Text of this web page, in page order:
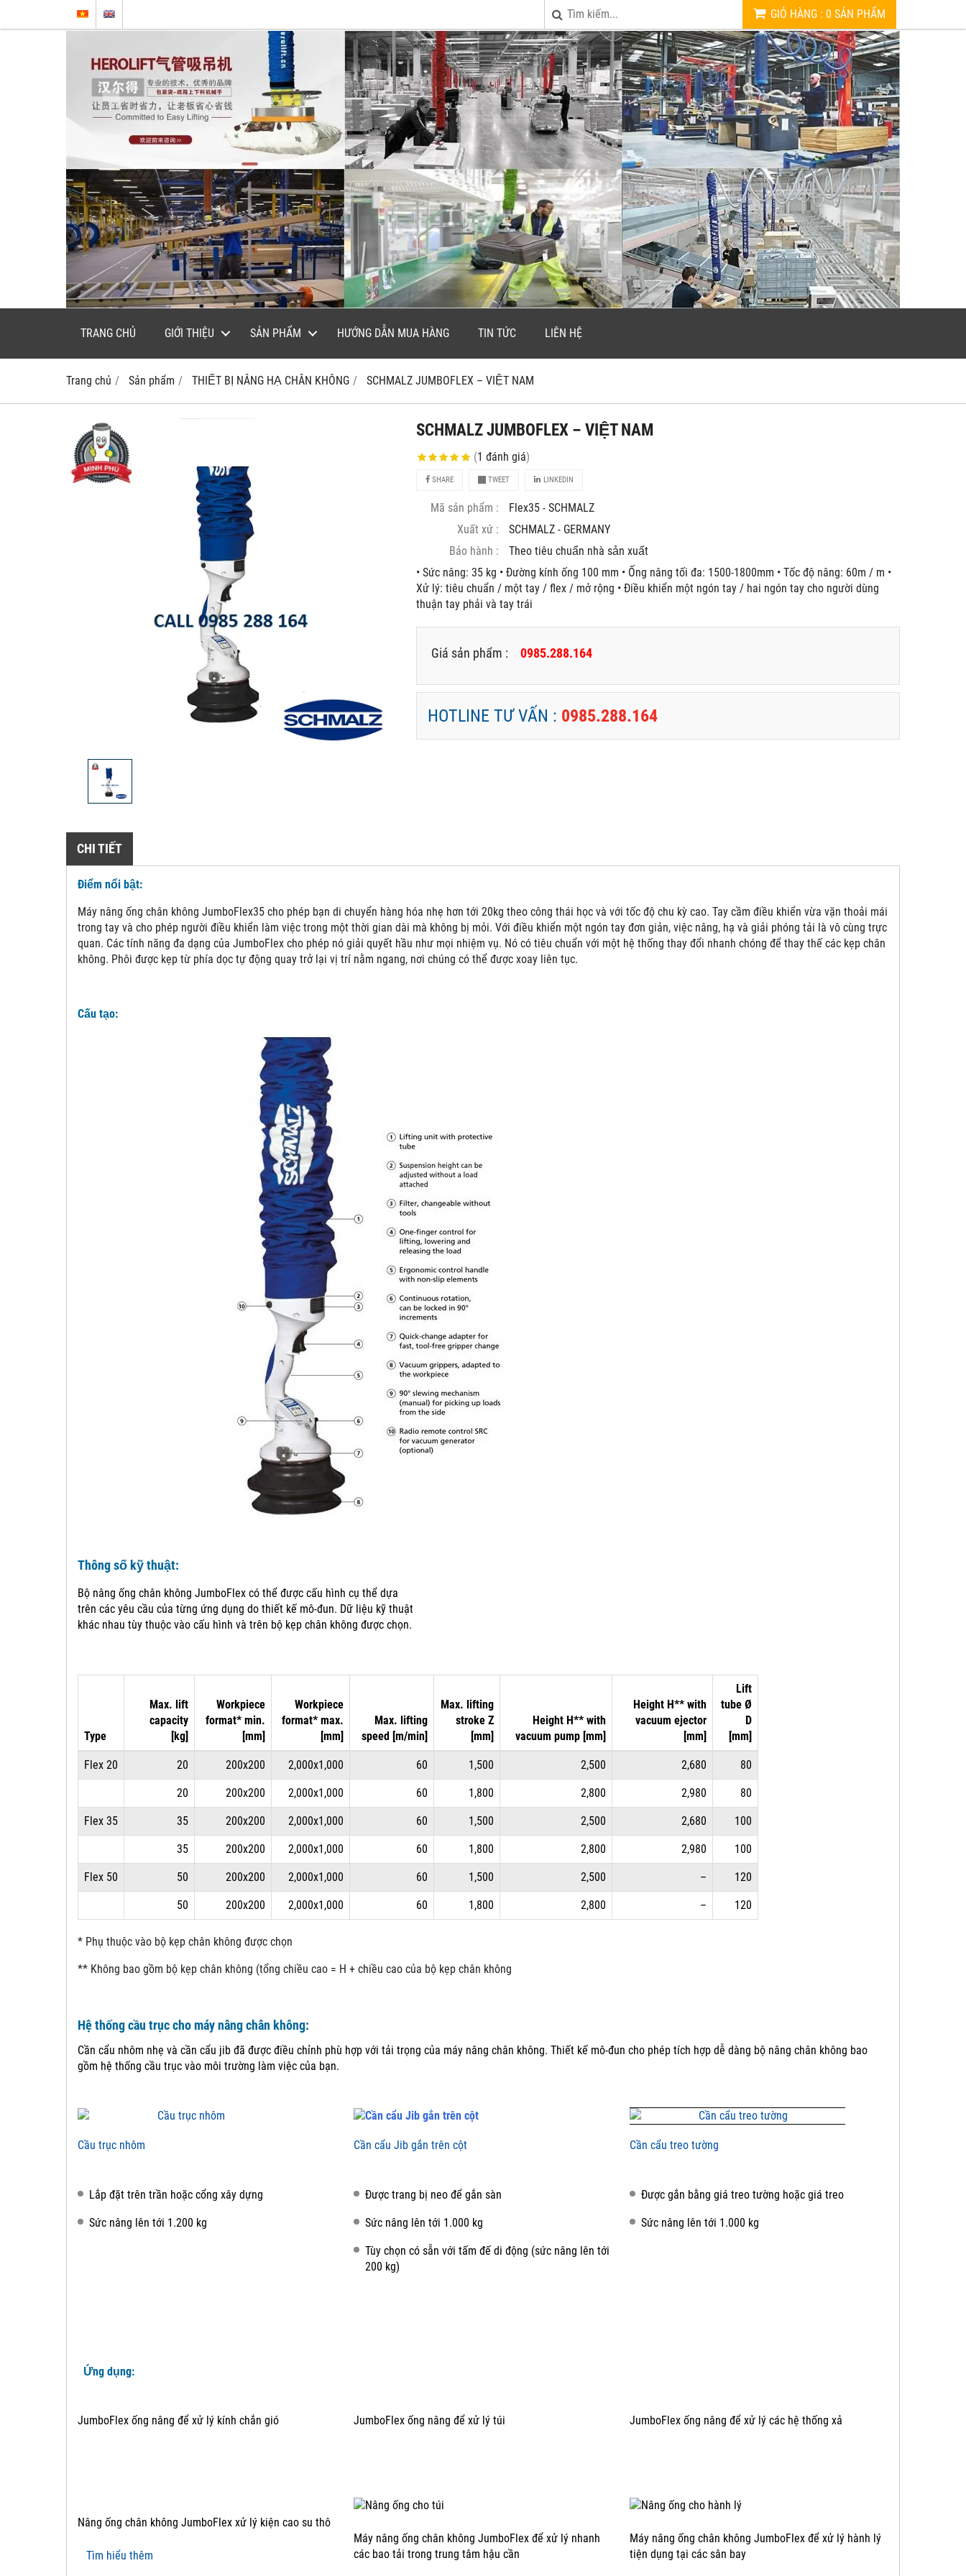
GIỎ HÀNG : 0 SẢN PHẨM
TRANG CHỦ GIỚI THIỆU SẢN PHẨM HƯỚNG DẪN MUA HÀNG TIN TỨC LIÊN HỆ
Trang chủ Sản phẩm THIẾT BỊ NÂNG HẠ CHÂN KHÔNG SCHMALZ JUMBOFLEX – VIỆT NAM
SCHMALZ JUMBOFLEX – VIỆT NAM
(1đánh giá)
SHARE TWEET LINKEDIN
Mã sản phẩm :
Flex35 - SCHMALZ
Xuất xứ :
SCHMALZ - GERMANY
Bảo hành :
Theo tiêu chuẩn nhà sản xuất
• Sức nâng: 35 kg • Đường kính ống 100 mm • Ống nâng tối đa: 1500-1800mm • Tốc độ nâng: 60m / m •
Xử lý: tiêu chuẩn / một tay / flex / mở rộng • Điều khiển một ngón tay / hai ngón tay cho người dùng
thuận tay phải và tay trái
Giá sản phẩm : 0985.288.164
HOTLINE TƯ VẤN : 0985.288.164
CHI TIẾT
Điểm nổi bật:
Máy nâng ống chân không JumboFlex35 cho phép bạn di chuyển hàng hóa nhẹ hơn tới 20kg theo công thái học và với tốc độ chu kỳ cao. Tay cầm điều khiển vừa vặn thoải mái
trong tay và cho phép người điều khiển làm việc trong một thời gian dài mà không bị mỏi. Với điều khiển một ngón tay đơn giản, việc nâng, hạ và giải phóng tải là vô cùng trực
quan. Các tính năng đa dạng của JumboFlex cho phép nó giải quyết hầu như mọi nhiệm vụ. Nó có tiêu chuẩn với một hệ thống thay đổi nhanh chóng để thay thế các kẹp chân
không. Phôi được kẹp từ phía dọc tự động quay trở lại vị trí nằm ngang, nơi chúng có thể được xoay liên tục.
Cấu tạo:
Thông số kỹ thuật:
Bộ nâng ống chân không JumboFlex có thể được cấu hình cụ thể dựa
trên các yêu cầu của từng ứng dụng do thiết kế mô-đun. Dữ liệu kỹ thuật
khác nhau tùy thuộc vào cấu hình và trên bộ kẹp chân không được chọn.
Type
Max. lift
capacity
[kg]
Workpiece
format* min.
[mm]
Workpiece
format* max.
[mm]
Max. lifting
speed [m/min]
Max. lifting
stroke Z
[mm]
Height H** with
vacuum pump [mm]
Height H** with
vacuum ejector
[mm]
Lift
tube Ø
D
[mm]
Flex 20 20 200x200 2,000x1,000 60 1,500 2,500 2,680 80
20 200x200 2,000x1,000 60 1,800 2,800 2,980 80
Flex 35 35 200x200 2,000x1,000 60 1,500 2,500 2,680 100
35 200x200 2,000x1,000 60 1,800 2,800 2,980 100
Flex 50 50 200x200 2,000x1,000 60 1,500 2,500 – 120
50 200x200 2,000x1,000 60 1,800 2,800 – 120
* Phụ thuộc vào bộ kẹp chân không được chọn
** Không bao gồm bộ kẹp chân không (tổng chiều cao = H + chiều cao của bộ kẹp chân không
Hệ thống cầu trục cho máy nâng chân không:
Cần cẩu nhôm nhẹ và cần cẩu jib đã được điều chỉnh phù hợp với tải trọng của máy nâng chân không. Thiết kế mô-đun cho phép tích hợp dễ dàng bộ nâng chân không bao
gồm hệ thống cầu trục vào môi trường làm việc của bạn.
Cầu trục nhôm
Lắp đặt trên trần hoặc cổng xây dựng
Sức nâng lên tới 1.200 kg
Cần cẩu Jib gắn trên cột
Được trang bị neo để gắn sàn
Sức nâng lên tới 1.000 kg
Tùy chọn có sẵn với tấm đế di động (sức nâng lên tới
200 kg)
Cần cẩu treo tường
Được gắn bằng giá treo tường hoặc giá treo
Sức nâng lên tới 1.000 kg
Ứng dụng:
JumboFlex ống nâng để xử lý kính chắn gió JumboFlex ống nâng để xử lý túi JumboFlex ống nâng để xử lý các hệ thống xả
Nâng ống chân không JumboFlex xử lý kiện cao su thô
Tìm hiểu thêm
Máy nâng ống chân không JumboFlex để xử lý nhanh
các bao tải trong trung tâm hậu cần
Máy nâng ống chân không JumboFlex để xử lý hành lý
tiện dụng tại các sân bay